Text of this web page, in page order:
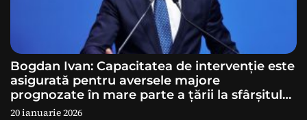
Bogdan Ivan: Capacitatea de intervenție este
asigurată pentru aversele majore
prognozate în mare parte a ţării la sfârșitul
săptămânii
20 ianuarie 2026